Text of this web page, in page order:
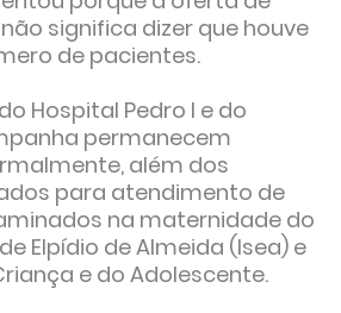
significa dizer que houve
de pacientes.
Hospital Pedro I e do
permanecem
além dos
para atendimento de
na maternidade do
Elpídio de Almeida (Isea) e
e do Adolescente.